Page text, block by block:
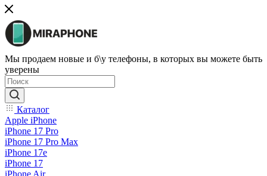
Мы продаем новые и б\у телефоны, в которых вы можете быть
уверены
Каталог
Apple iPhone
iPhone 17 Pro
iPhone 17 Pro Max
iPhone 17e
iPhone 17
iPhone Air